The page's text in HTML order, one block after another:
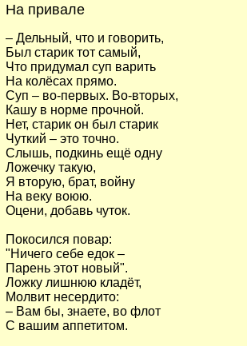
На привале
– Дельный, что и говорить,
Был старик тот самый,
Что придумал суп варить
На колёсах прямо.
Суп – во-первых. Во-вторых,
Кашу в норме прочной.
Нет, старик он был старик
Чуткий – это точно.
Слышь, подкинь ещё одну
Ложечку такую,
Я вторую, брат, войну
На веку воюю.
Оцени, добавь чуток.
Покосился повар:
"Ничего себе едок –
Парень этот новый".
Ложку лишнюю кладёт,
Молвит несердито:
– Вам бы, знаете, во флот
С вашим аппетитом.